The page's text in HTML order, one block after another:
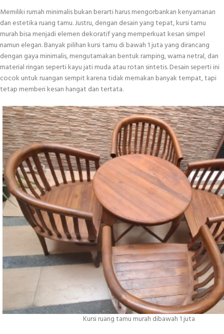
Memiliki rumah minimalis bukan berarti harus mengorbankan kenyamanan
dan estetika ruang tamu. Justru, dengan desain yang tepat, kursi tamu
murah bisa menjadi elemen dekoratif yang memperkuat kesan simpel
namun elegan. Banyak pilihan kursi tamu di bawah 1 juta yang dirancang
dengan gaya minimalis, mengutamakan bentuk ramping, warna netral, dan
material ringan seperti kayu jati muda atau rotan sintetis. Desain seperti ini
cocok untuk ruangan sempit karena tidak memakan banyak tempat, tapi
tetap memberi kesan hangat dan tertata.
Kursi ruang tamu murah dibawah 1 juta